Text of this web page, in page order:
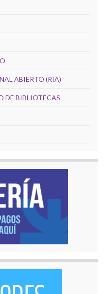
ABIERTO (RIA)
DE BIBLIOTECAS